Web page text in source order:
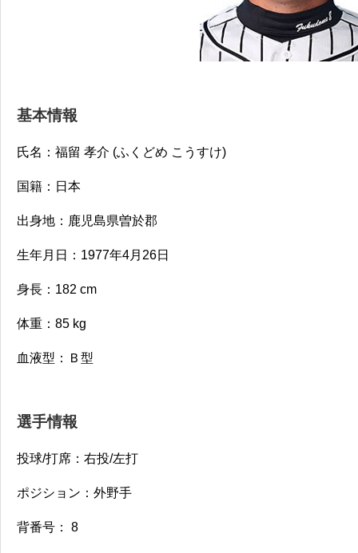
基本情報
氏名：福留 孝介 (ふくどめ こうすけ)
国籍：日本
出身地：鹿児島県曽於郡
生年月日：1977年4月26日
身長： 182 cm
体重：85 kg
血液型：Ｂ型
選手情報
投球/打席：右投/左打
ポジション：外野手
背番号： 8